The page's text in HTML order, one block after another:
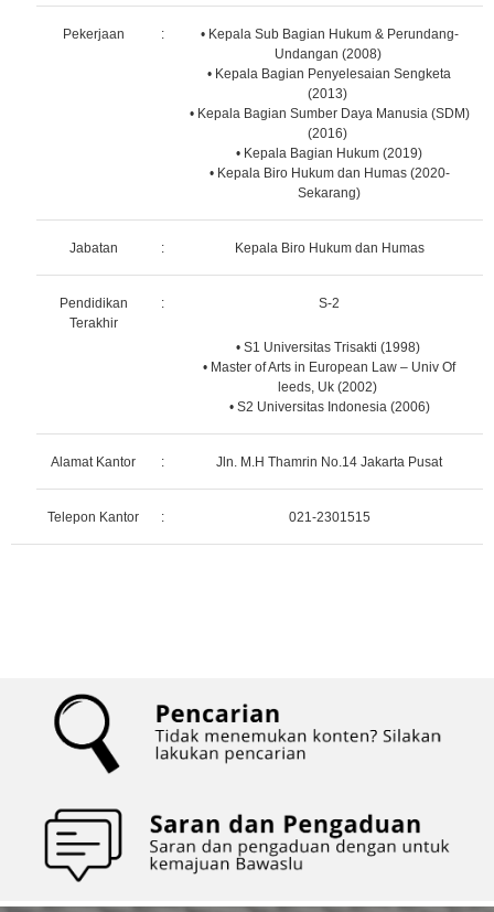
Pekerjaan :
• Kepala Sub Bagian Hukum & Perundang-
Undangan (2008)
• Kepala Bagian Penyelesaian Sengketa
(2013)
• Kepala Bagian Sumber Daya Manusia (SDM)
(2016)
• Kepala Bagian Hukum (2019)
• Kepala Biro Hukum dan Humas (2020-
Sekarang)
Jabatan : Kepala Biro Hukum dan Humas
Pendidikan
Terakhir
: S-2
• S1 Universitas Trisakti (1998)
• Master of Arts in European Law – Univ Of
leeds, Uk (2002)
• S2 Universitas Indonesia (2006)
Alamat Kantor : Jln. M.H Thamrin No.14 Jakarta Pusat
Telepon Kantor : 021-2301515